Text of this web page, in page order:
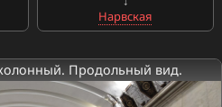
Нарвская
Продольный вид.